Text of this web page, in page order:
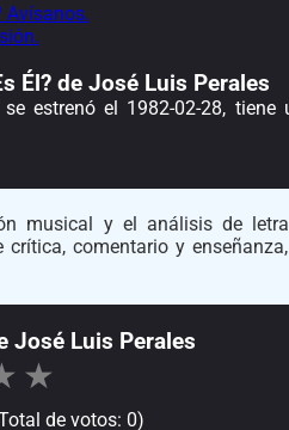
Avísanos.
Él? de José Luis Perales
se estrenó el 1982-02-28, tiene
musical y el análisis de
comentario y
José Luis Perales
★
de votos: 0)